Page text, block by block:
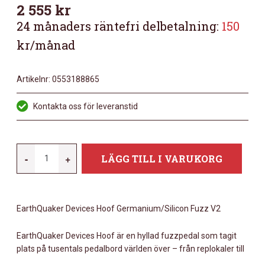
2 555 kr
24 månaders räntefri delbetalning: 150
kr/månad
Artikelnr: 0553188865
Kontakta oss för leveranstid
-
FUZZ
+ LÄGG TILL I VARUKORG
EarthQuaker Devices Hoof Germanium/Silicon Fuzz V2
EarthQuaker Devices Hoof är en hyllad fuzzpedal som tagit
plats på tusentals pedalbord världen över – från replokaler till